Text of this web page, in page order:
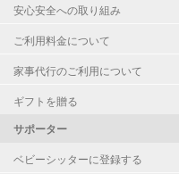
安心安全への取り組み
ご利用料金について
家事代行のご利用について
ギフトを贈る
サポーター
ベビーシッターに登録する